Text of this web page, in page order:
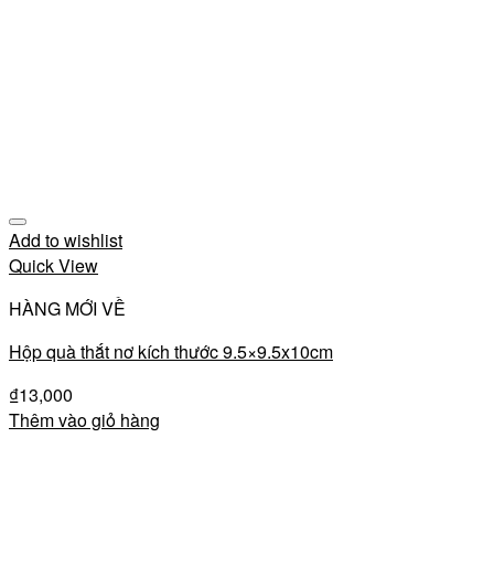
Add to wishlist
Quick View
HÀNG MỚI VỀ
Hộp quà thắt nơ kích thước 9.5×9.5x10cm
₫13,000
Thêm vào giỏ hàng